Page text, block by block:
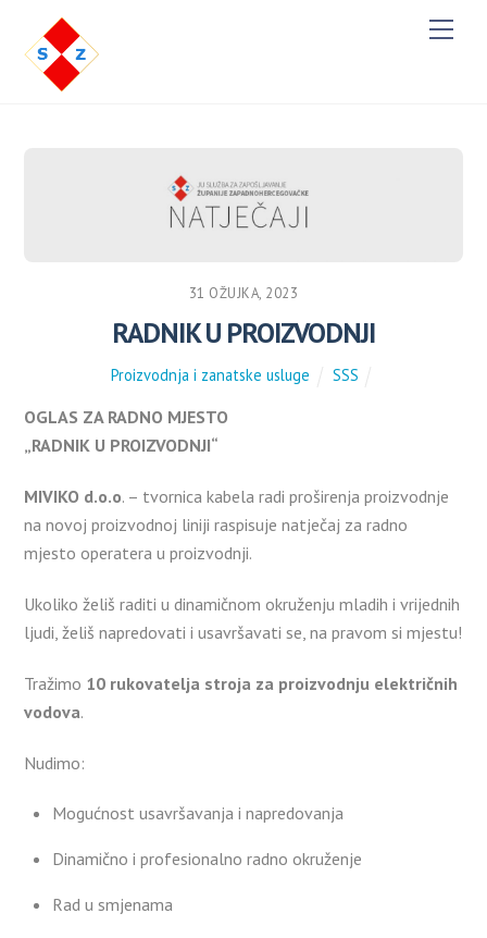
M
e
31 OŽUJKA, 2023
RADNIK U PROIZVODNJI
Proizvodnja i zanatske usluge SSS
OGLAS ZA RADNO MJESTO
„RADNIK U PROIZVODNJI“
MIVIKO d.o.o. – tvornica kabela radi proširenja proizvodnje
na novoj proizvodnoj liniji raspisuje natječaj za radno
mjesto operatera u proizvodnji.
Ukoliko želiš raditi u dinamičnom okruženju mladih i vrijednih
ljudi, želiš napredovati i usavršavati se, na pravom si mjestu!
Tražimo 10 rukovatelja stroja za proizvodnju električnih
vodova.
Nudimo:
Mogućnost usavršavanja i napredovanja
Dinamično i profesionalno radno okruženje
Rad u smjenama